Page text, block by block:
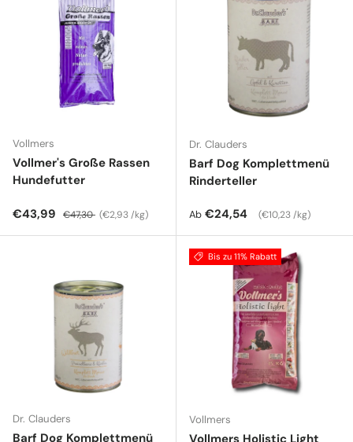
Vollmers
Vollmer's Große Rassen
Hundefutter
Verkaufspreis
€43,99 Normaler Preis
€47,30 Grundpreis
€2,93 /kg
Dr. Clauders
Barf Dog Komplettmenü
Rinderteller
Normaler Preis
Ab €24,54 Grundpreis
€10,23 /kg
Dr. Clauders
Barf Dog Komplettmenü
Bis zu 11% Rabatt
Vollmers
Vollmers Holistic Light